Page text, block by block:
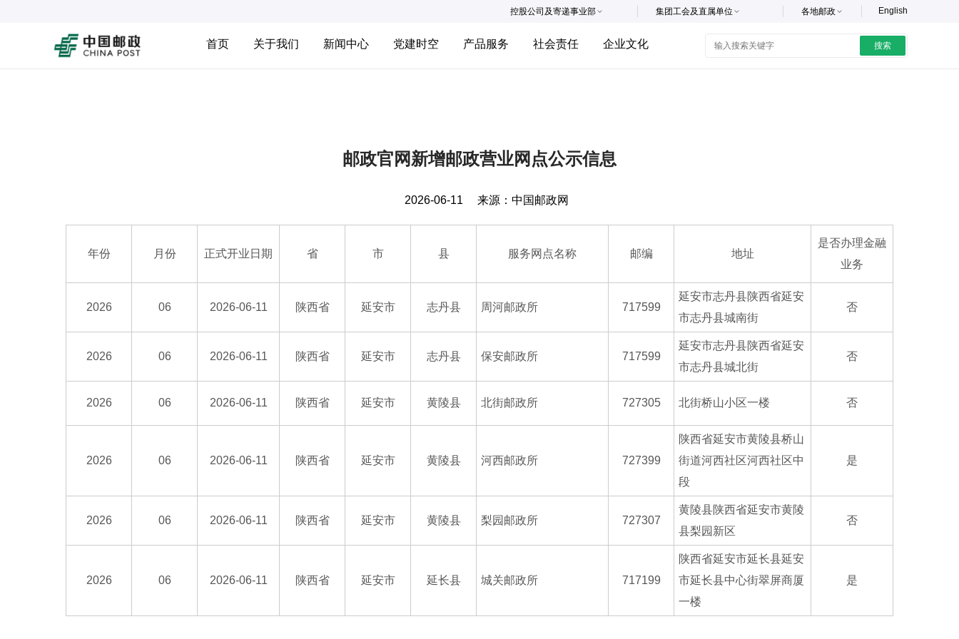
English
各地邮政
集团工会及直属单位
控股公司及寄递事业部
首页 关于我们 新闻中心 党建时空 产品服务 社会责任 企业文化 搜索
邮政官网新增邮政营业网点公示信息
2026-06-11 来源： 中国邮政网
年份 月份 正式开业日期 省 市 县 服务网点名称 邮编 地址
是否办理金融
业务
2026 06 2026-06-11 陕西省 延安市 志丹县 周河邮政所 717599
延安市志丹县陕西省延安
市志丹县城南街
否
2026 06 2026-06-11 陕西省 延安市 志丹县 保安邮政所 717599
延安市志丹县陕西省延安
市志丹县城北街
否
2026 06 2026-06-11 陕西省 延安市 黄陵县 北街邮政所 727305 北街桥山小区一楼 否
2026 06 2026-06-11 陕西省 延安市 黄陵县 河西邮政所 727399
陕西省延安市黄陵县桥山
街道河西社区河西社区中
段
是
2026 06 2026-06-11 陕西省 延安市 黄陵县 梨园邮政所 727307
黄陵县陕西省延安市黄陵
县梨园新区
否
2026 06 2026-06-11 陕西省 延安市 延长县 城关邮政所 717199
陕西省延安市延长县延安
市延长县中心街翠屏商厦
一楼
是